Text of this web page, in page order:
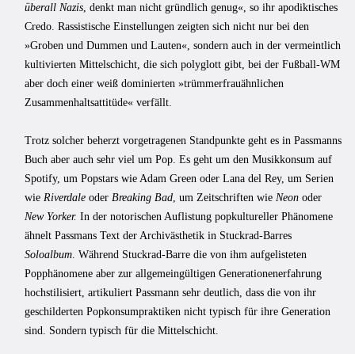
überall Nazis , denkt man nicht gründlich genug«, so ihr apodiktisches
Credo. Rassistische Einstellungen zeigten sich nicht nur bei den
»Groben und Dummen und Lauten«, sondern auch in der vermeintlich
kultivierten Mittelschicht, die sich polyglott gibt, bei der Fußball-WM
aber doch einer weiß dominierten »trümmerfrauähnlichen
Zusammenhaltsattitüde« verfällt.
Trotz solcher beherzt vorgetragenen Standpunkte geht es in Passmanns
Buch aber auch sehr viel um Pop. Es geht um den Musikkonsum auf
Spotify, um Popstars wie Adam Green oder Lana del Rey, um Serien
wie Riverdale oder Breaking Bad , um Zeitschriften wie Neon oder
New Yorker. In der notorischen Auflistung popkultureller Phänomene
ähnelt Passmans Text der Archivästhetik in Stuckrad-Barres
Soloalbum Während Stuckrad-Barre die von ihm aufgelisteten
Popphänomene aber zur allgemeingültigen Generationenerfahrung
hochstilisiert, artikuliert Passmann sehr deutlich, dass die von ihr
geschilderten Popkonsumpraktiken nicht typisch für ihre Generation
sind. Sondern typisch für die Mittelschicht.